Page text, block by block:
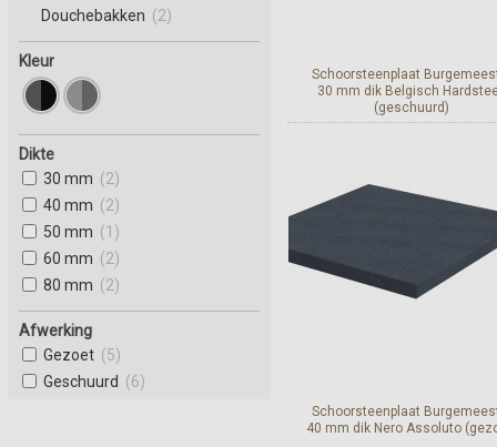
Schoorsteenplaat
30 mm dik Belgisch
(geschuurd)
Schoorsteenplaat
40 mm dik Nero Assoluto
Douchebakken (2)
Kleur
Dikte
30 mm (2)
40 mm (2)
50 mm (1)
60 mm (2)
80 mm (2)
Afwerking
Gezoet (5)
Geschuurd (6)